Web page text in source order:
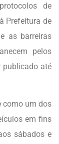
de
Prefeitura de
as barreiras
pelos
publicado até
como um dos
em fins
sábados e